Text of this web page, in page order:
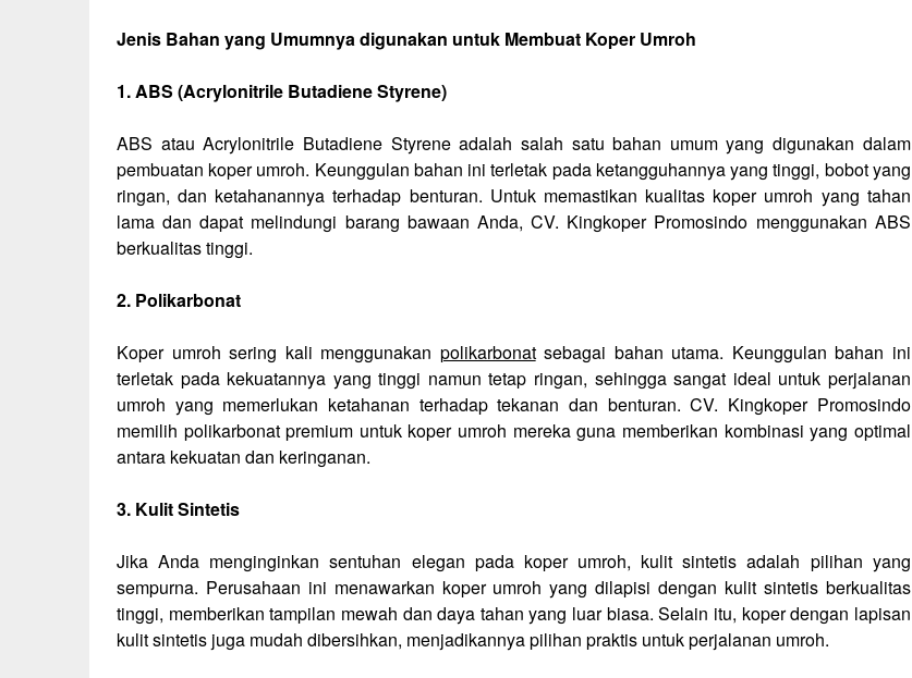
Jenis Bahan yang Umumnya digunakan untuk Membuat Koper Umroh
1. ABS (Acrylonitrile Butadiene Styrene)
ABS atau Acrylonitrile Butadiene Styrene adalah salah satu bahan umum yang digunakan dalam
pembuatan koper umroh. Keunggulan bahan ini terletak pada ketangguhannya yang tinggi, bobot yang
ringan, dan ketahanannya terhadap benturan. Untuk memastikan kualitas koper umroh yang tahan
lama dan dapat melindungi barang bawaan Anda, CV. Kingkoper Promosindo menggunakan ABS
berkualitas tinggi.
2. Polikarbonat
Koper umroh sering kali menggunakan polikarbonatsebagai bahan utama. Keunggulan bahan ini
terletak pada kekuatannya yang tinggi namun tetap ringan, sehingga sangat ideal untuk perjalanan
umroh yang memerlukan ketahanan terhadap tekanan dan benturan. CV. Kingkoper Promosindo
memilih polikarbonat premium untuk koper umroh mereka guna memberikan kombinasi yang optimal
antara kekuatan dan keringanan.
3. Kulit Sintetis
Jika Anda menginginkan sentuhan elegan pada koper umroh, kulit sintetis adalah pilihan yang
sempurna. Perusahaan ini menawarkan koper umroh yang dilapisi dengan kulit sintetis berkualitas
tinggi, memberikan tampilan mewah dan daya tahan yang luar biasa. Selain itu, koper dengan lapisan
kulit sintetis juga mudah dibersihkan, menjadikannya pilihan praktis untuk perjalanan umroh.